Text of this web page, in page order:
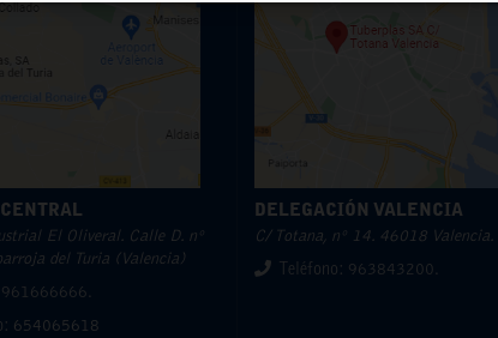
El Oliveral. Calle D. nº
del Turia (Valencia)
961666666.
654065618
DELEGACIÓN VALENCIA
C/ Totana, nº 14. 46018 Valencia.
Teléfono: 963843200.